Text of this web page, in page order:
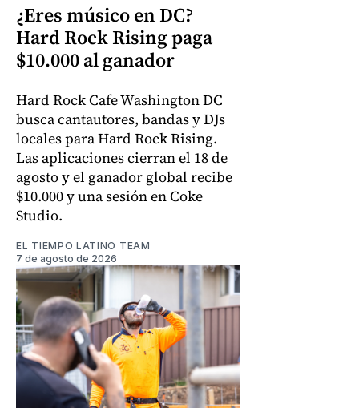
¿Eres músico en DC?
Hard Rock Rising paga
$10.000 al ganador
Hard Rock Cafe Washington DC
busca cantautores, bandas y DJs
locales para Hard Rock Rising.
Las aplicaciones cierran el 18 de
agosto y el ganador global recibe
$10.000 y una sesión en Coke
Studio.
EL TIEMPO LATINO TEAM
7 de agosto de 2026